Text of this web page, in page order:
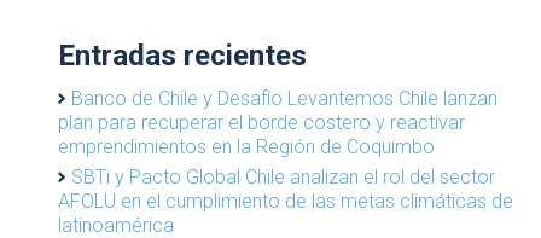
Entradas recientes
Banco de Chile y Desafío Levantemos Chile lanzan
plan para recuperar el borde costero y reactivar
emprendimientos en la Región de Coquimbo
SBTi y Pacto Global Chile analizan el rol del sector
AFOLU en el cumplimiento de las metas climáticas de
latinoamérica